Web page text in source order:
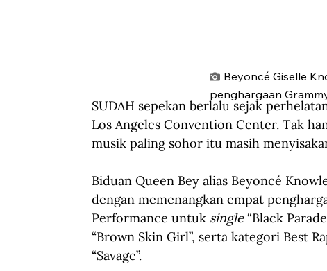
Beyoncé Giselle
penghargaan
SUDAH sepekan berlalu sejak
Los Angeles Convention Center. Tak
musik paling sohor itu masih
Biduan Queen Bey alias Beyoncé
dengan memenangkan empat
Performance untuk single “Black
“Brown Skin Girl”, serta kategori Best
“Savage”.